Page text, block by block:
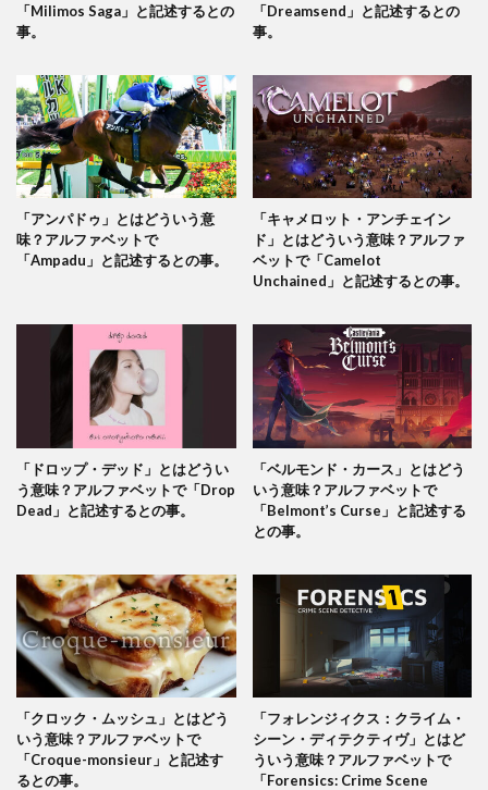
「Milimos Saga」と記述するとの
事。
「Dreamsend」と記述するとの
事。
「アンパドゥ」とはどういう意
味？アルファベットで
「Ampadu」と記述するとの事。
「キャメロット・アンチェイン
ド」とはどういう意味？アルファ
ベットで「Camelot
Unchained」と記述するとの事。
「ドロップ・デッド」とはどうい
う意味？アルファベットで「Drop
Dead」と記述するとの事。
「ベルモンド・カース」とはどう
いう意味？アルファベットで
「Belmont’s Curse」と記述する
との事。
「クロック・ムッシュ」とはどう
いう意味？アルファベットで
「Croque-monsieur」と記述す
るとの事。
「フォレンジィクス：クライム・
シーン・ディテクティヴ」とはど
ういう意味？アルファベットで
「Forensics: Crime Scene